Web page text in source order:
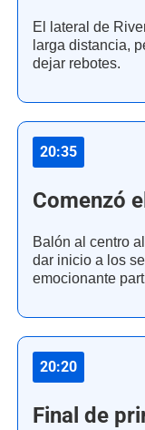
El lateral de
larga distancia,
dejar rebotes.
20:35
Comenzó
Balón al centro
dar inicio a los
emocionante
20:20
Final de